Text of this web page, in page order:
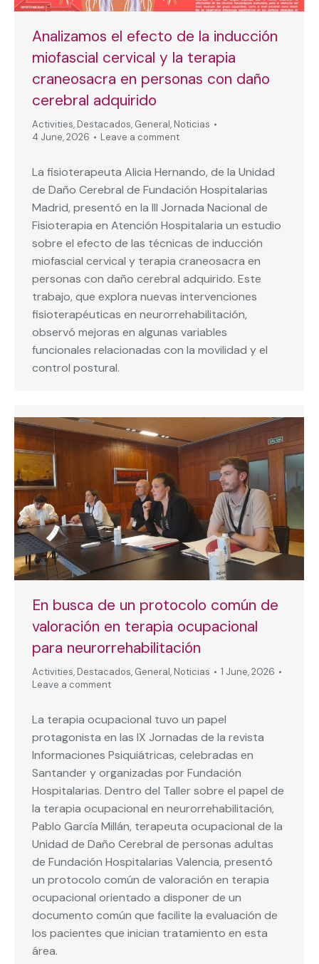
Analizamos el efecto de la inducción
miofascial cervical y la terapia
craneosacra en personas con daño
cerebral adquirido
Activities, Destacados, General, Noticias
4 June, 2026
Leave a comment
La fisioterapeuta Alicia Hernando, de la Unidad
de Daño Cerebral de Fundación Hospitalarias
Madrid, presentó en la III Jornada Nacional de
Fisioterapia en Atención Hospitalaria un estudio
sobre el efecto de las técnicas de inducción
miofascial cervical y terapia craneosacra en
personas con daño cerebral adquirido. Este
trabajo, que explora nuevas intervenciones
fisioterapéuticas en neurorrehabilitación,
observó mejoras en algunas variables
funcionales relacionadas con la movilidad y el
control postural.
En busca de un protocolo común de
valoración en terapia ocupacional
para neurorrehabilitación
Activities, Destacados, General, Noticias
1 June, 2026
Leave a comment
La terapia ocupacional tuvo un papel
protagonista en las IX Jornadas de la revista
Informaciones Psiquiátricas, celebradas en
Santander y organizadas por Fundación
Hospitalarias. Dentro del Taller sobre el papel de
la terapia ocupacional en neurorrehabilitación,
Pablo García Millán, terapeuta ocupacional de la
Unidad de Daño Cerebral de personas adultas
de Fundación Hospitalarias Valencia, presentó
un protocolo común de valoración en terapia
ocupacional orientado a disponer de un
documento común que facilite la evaluación de
los pacientes que inician tratamiento en esta
área.